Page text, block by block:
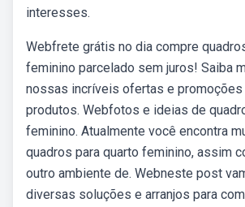
interesses.
Webfrete grátis no dia compre
feminino parcelado sem juros! Saiba
nossas incríveis ofertas e
produtos. Webfotos e ideias de
feminino. Atualmente você encontra
quadros para quarto feminino, assim
outro ambiente de. Webneste post
diversas soluções e arranjos para